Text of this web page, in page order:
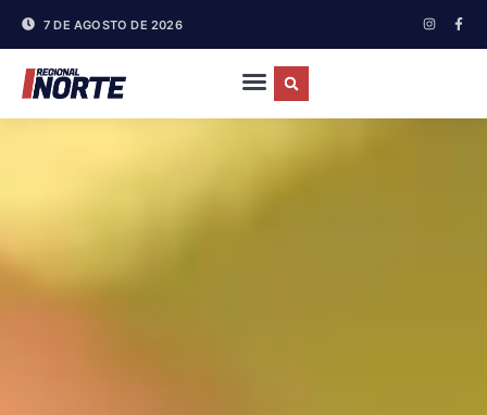
7 DE AGOSTO DE 2026